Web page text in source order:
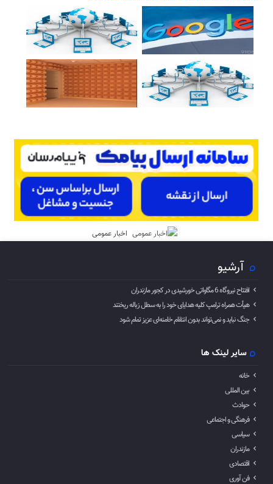
اخبار عمومی
آرشیو
افتتاح نیروگاه 6 مگاواتی خورشیدی در کجور مازندران
هیأت همراه ترامپ کلیه هدایای خود را به سطل زباله ریختند
جنگ نباید و نمی‌تواند بدون انتقام خامنه‌ای عزیز تمام شود
سایر لینک ها
خانه
بین المللی
حوادث
فرهنگی و اجتماعی
سیاسی
مازندران
اقتصادی
فن آوری